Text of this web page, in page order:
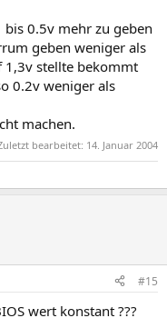
0.5v mehr zu geben
geben weniger als
1,3v stellte bekommt
0.2v weniger als
machen.
bearbeitet: 14. Januar 2004
#15
wert konstant ???